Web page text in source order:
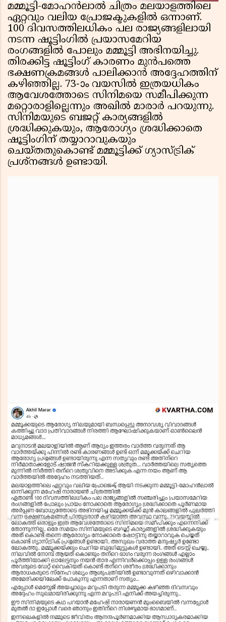
മമ്മൂട്ടി-മോഹൻലാൽ ചിത്രം മലയാളത്തിലെ
ഏറ്റവും വലിയ പ്രോജക്ടുകളിൽ ഒന്നാണ്.
100 ദിവസത്തിലധികം പല രാജ്യങ്ങളിലായി
നടന്ന ഷൂട്ടിംഗിൽ പ്രയാസമേറിയ
രംഗങ്ങളിൽ പോലും മമ്മൂട്ടി അഭിനയിച്ചു.
തിരക്കിട്ട ഷൂട്ടിംഗ് കാരണം മുൻപത്തെ
ഭക്ഷണക്രമങ്ങൾ പാലിക്കാൻ അദ്ദേഹത്തിന്
കഴിഞ്ഞില്ല. 73-ാം വയസിൽ ഇത്രയധികം
ആവേശത്തോടെ സിനിമയെ സമീപിക്കുന്ന
മറ്റൊരാളില്ലെന്നും അഖിൽ മാരാർ പറയുന്നു.
സിനിമയുടെ ബജറ്റ് കാര്യങ്ങളിൽ
ശ്രദ്ധിക്കുകയും, ആരോഗ്യം ശ്രദ്ധിക്കാതെ
ഷൂട്ടിംഗിന് തയ്യാറാവുകയും
ചെയ്തതുകൊണ്ട് മമ്മൂട്ടിക്ക് ഗ്യാസ്ട്രിക്
പ്രശ്നങ്ങൾ ഉണ്ടായി.